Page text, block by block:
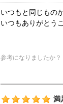
いつもと同じもの
いつもありがとう
参考になりましたか？
満